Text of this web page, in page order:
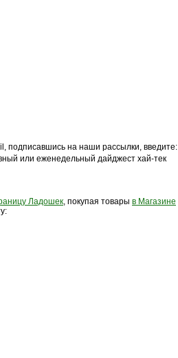
подписавшись на наши рассылки, введите:
или еженедельный дайджест хай-тек
Ладошек, покупая товары в Магазине